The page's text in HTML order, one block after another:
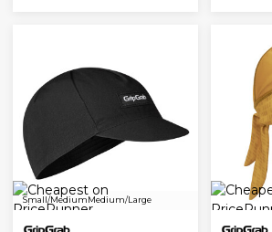
Small/MediumMedium/Large